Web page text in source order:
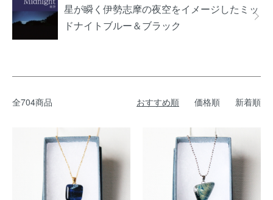
星が瞬く伊勢志摩の夜空をイメージしたミッ
ドナイトブルー＆ブラック
全704商品 おすすめ順 価格順 新着順